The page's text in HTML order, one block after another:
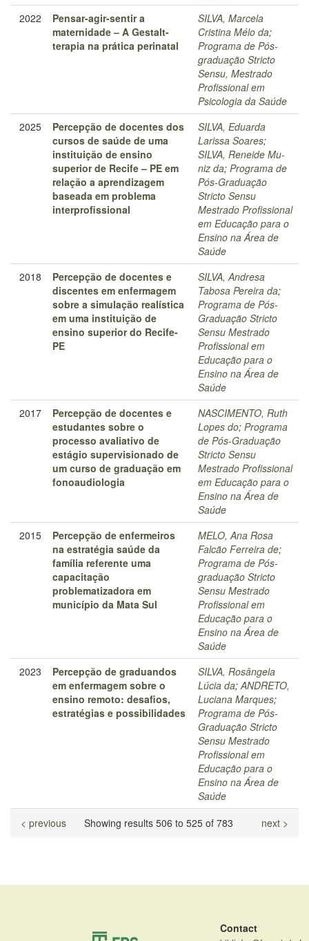
2022
Pensar-agir-sentir a
maternidade – A Gestalt-
terapia na prática perinatal
SILVA, Marcela
Cristina Mélo da;
Programa de Pós-
graduação Stricto
Sensu, Mestrado
Profissional em
Psicologia da Saúde
2025
Percepção de docentes dos
cursos de saúde de uma
instituição de ensino
superior de Recife – PE em
relação a aprendizagem
baseada em problema
interprofissional
SILVA, Eduarda
Larissa Soares;
SILVA, Reneide Mu-
niz da; Programa de
Pós-Graduação
Stricto Sensu
Mestrado Profissional
em Educação para o
Ensino na Área de
Saúde
2018
Percepção de docentes e
discentes em enfermagem
sobre a simulação realística
em uma instituição de
ensino superior do Recife-
PE
SILVA, Andresa
Tabosa Pereira da;
Programa de Pós-
Graduação Stricto
Sensu Mestrado
Profissional em
Educação para o
Ensino na Área de
Saúde
2017
Percepção de docentes e
estudantes sobre o
processo avaliativo de
estágio supervisionado de
um curso de graduação em
fonoaudiologia
NASCIMENTO, Ruth
Lopes do; Programa
de Pós-Graduação
Stricto Sensu
Mestrado Profissional
em Educação para o
Ensino na Área de
Saúde
2015
Percepção de enfermeiros
na estratégia saúde da
família referente uma
capacitação
problematizadora em
município da Mata Sul
MELO, Ana Rosa
Falcão Ferreira de;
Programa de Pós-
graduação Stricto
Sensu Mestrado
Profissional em
Educação para o
Ensino na Área de
Saúde
2023
Percepção de graduandos
em enfermagem sobre o
ensino remoto: desafios,
estratégias e possibilidades
SILVA, Rosângela
Lúcia da;ANDRETO,
Luciana Marques;
Programa de Pós-
Graduação Stricto
Sensu Mestrado
Profissional em
Educação para o
Ensino na Área de
Saúde
Showing results 506 to 525 of 783
< previous next >
Contact